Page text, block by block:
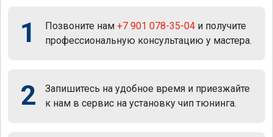
1 Позвоните нам +7 901 078-35-04 и получите
профессиональную консультацию у мастера.
2
Запишитесь на удобное время и приезжайте
к нам в сервис на установку чип тюнинга.